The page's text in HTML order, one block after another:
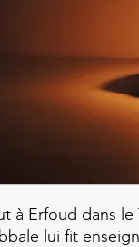
à Erfoud dans le
lui fit